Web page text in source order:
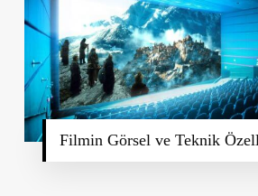
Filmin Görsel ve Teknik